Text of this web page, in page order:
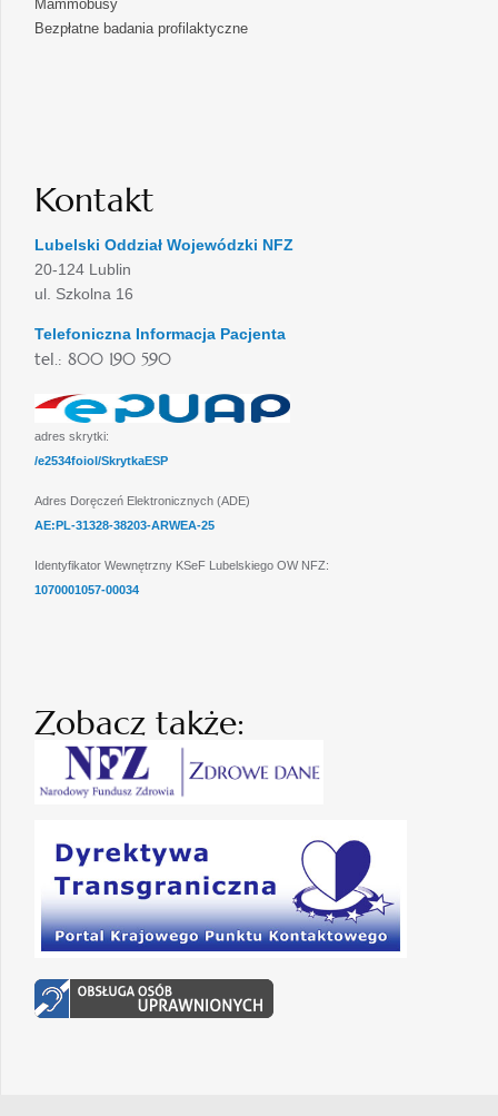
Mammobusy
Bezpłatne badania profilaktyczne
Kontakt
Lubelski Oddział Wojewódzki NFZ
20-124 Lublin
ul. Szkolna 16
Telefoniczna Informacja Pacjenta
tel.: 800 190 590
adres skrytki:
/e2534foiol/SkrytkaESP
Adres Doręczeń Elektronicznych (ADE)
AE:PL-31328-38203-ARWEA-25
Identyfikator Wewnętrzny KSeF Lubelskiego OW NFZ:
1070001057-00034
Zobacz także: